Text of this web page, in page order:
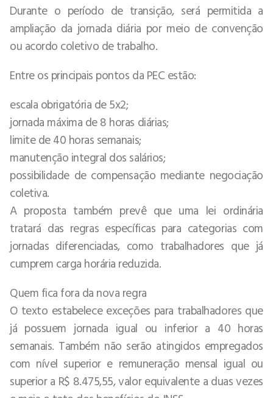
Durante o período de transição, será permitida a
ampliação da jornada diária por meio de convenção
ou acordo coletivo de trabalho.
Entre os principais pontos da PEC estão:
escala obrigatória de 5x2;
jornada máxima de 8 horas diárias;
limite de 40 horas semanais;
manutenção integral dos salários;
possibilidade de compensação mediante negociação
coletiva.
A proposta também prevê que uma lei ordinária
tratará das regras específicas para categorias com
jornadas diferenciadas, como trabalhadores que já
cumprem carga horária reduzida.
Quem fica fora da nova regra
O texto estabelece exceções para trabalhadores que
já possuem jornada igual ou inferior a 40 horas
semanais. Também não serão atingidos empregados
com nível superior e remuneração mensal igual ou
superior a R$ 8.475,55, valor equivalente a duas vezes